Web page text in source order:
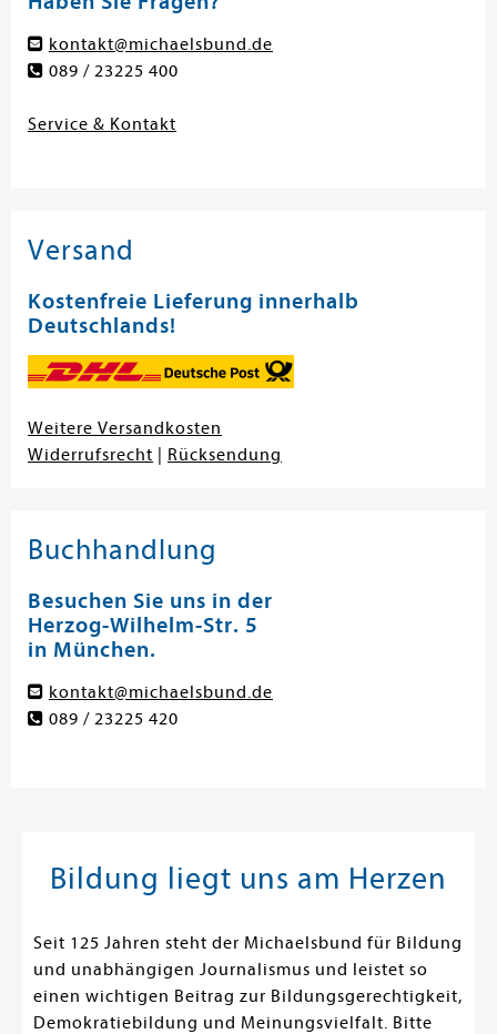
kontakt@michaelsbund.de
089 / 23225 400
Service & Kontakt
Versand
Kostenfreie Lieferung innerhalb
Deutschlands!
Weitere Versandkosten
Widerrufsrecht
Rücksendung
Buchhandlung
Besuchen Sie uns in der
Herzog-Wilhelm-Str. 5
in München.
kontakt@michaelsbund.de
089 / 23225 420
Bildung liegt uns am Herzen
Seit 125 Jahren steht der Michaelsbund für Bildung
und unabhängigen Journalismus und leistet so
einen wichtigen Beitrag zur Bildungsgerechtigkeit,
Demokratiebildung und Meinungsvielfalt. Bitte